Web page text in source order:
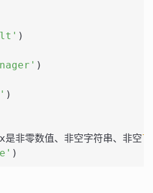
)
)
)
非零数值、非空字符串、非空
)